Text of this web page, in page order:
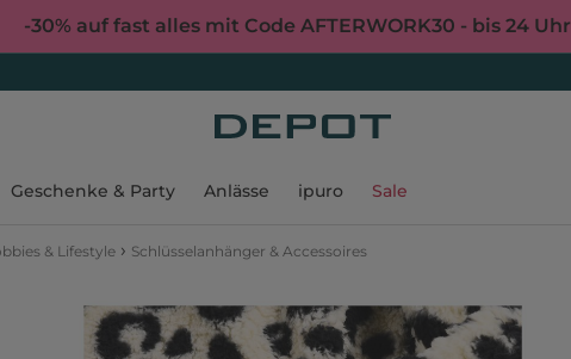
-30% auf fast alles mit Code AFTERWORK30 - bis 24 Uhr
Geschenke & Party Anlässe ipuro Sale
& Lifestyle › Schlüsselanhänger & Accessoires